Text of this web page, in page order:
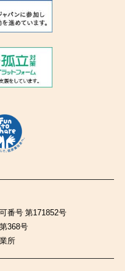
番号 第171852号
368号
所